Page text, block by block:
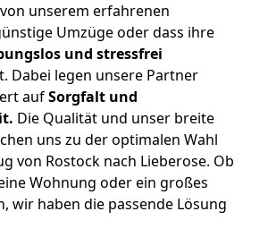
unserem erfahrenen
Umzüge oder dass ihre
und stressfrei
Dabei legen unsere Partner
aufSorgfalt und
Die Qualität und unser breite
uns zu der optimalen Wahl
von Rostock nach Lieberose. Ob
Wohnung oder ein großes
wir haben die passende Lösung